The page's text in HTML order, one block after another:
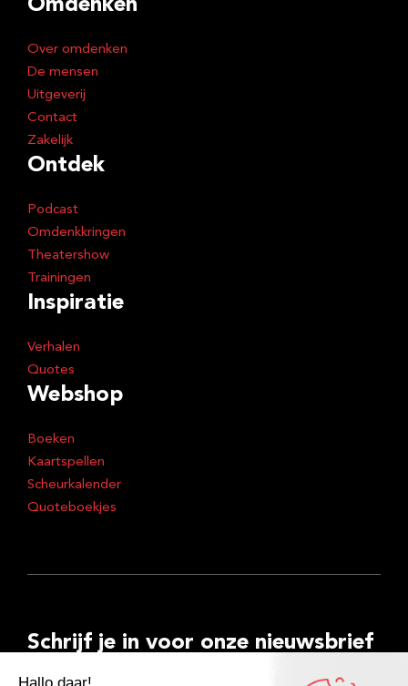
Omdenken
Over omdenken
De mensen
Uitgeverij
Contact
Zakelijk
Ontdek
Podcast
Omdenkkringen
Theatershow
Trainingen
Inspiratie
Verhalen
Quotes
Webshop
Boeken
Kaartspellen
Scheurkalender
Quoteboekjes
Schrijf je in voor onze nieuwsbrief